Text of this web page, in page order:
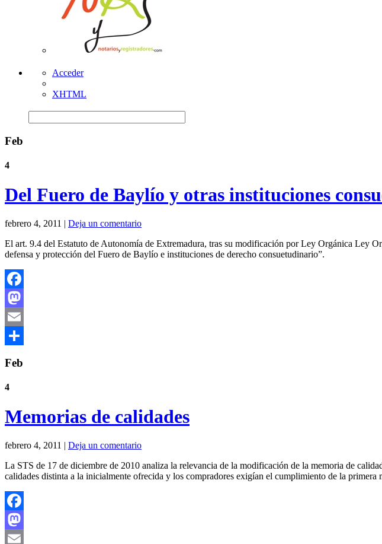
Acceder
XHTML
Feb
4
Del Fuero de Baylío y otras instituciones
febrero 4, 2011 | Deja un comentario
El art. 9.4 del Estatuto de Autonomía de Extremadura, tras su modificación por Ley Orgánica Ley
defensa y protección del Fuero de Baylío e instituciones de derecho consuetudinario”.
Facebook
Mastodon
Email
Feb
4
Memorias de calidades
febrero 4, 2011 | Deja un comentario
La STS de 17 de diciembre de 2010 analiza la relevancia de la modificación de la memoria de
calidades distinta a la inicialmente ofrecida y los compradores exigían el cumplimiento de la
Facebook
Mastodon